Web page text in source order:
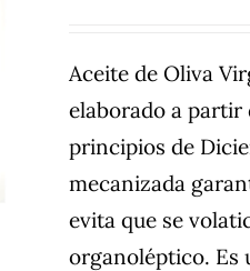
era:
35,95€.
es:
31,95€.
Aceite de Oliva
elaborado a partir
principios de
mecanizada
evita que se
organoléptico. Es